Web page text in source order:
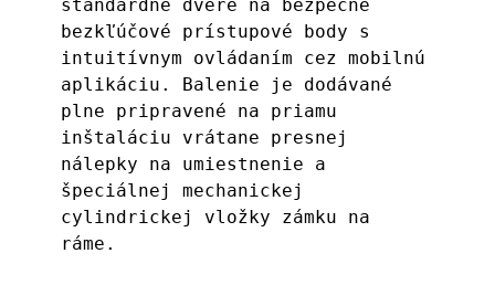
štandardné dvere na bezpečné
bezkľúčové prístupové body s
intuitívnym ovládaním cez mobilnú
aplikáciu. Balenie je dodávané
plne pripravené na priamu
inštaláciu vrátane presnej
nálepky na umiestnenie a
špeciálnej mechanickej
cylindrickej vložky zámku na
ráme.